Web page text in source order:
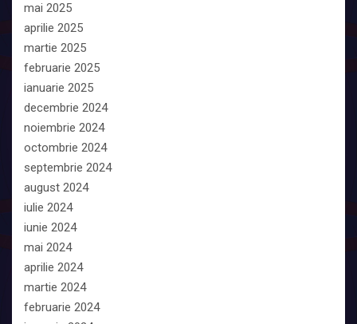
mai 2025
aprilie 2025
martie 2025
februarie 2025
ianuarie 2025
decembrie 2024
noiembrie 2024
octombrie 2024
septembrie 2024
august 2024
iulie 2024
iunie 2024
mai 2024
aprilie 2024
martie 2024
februarie 2024